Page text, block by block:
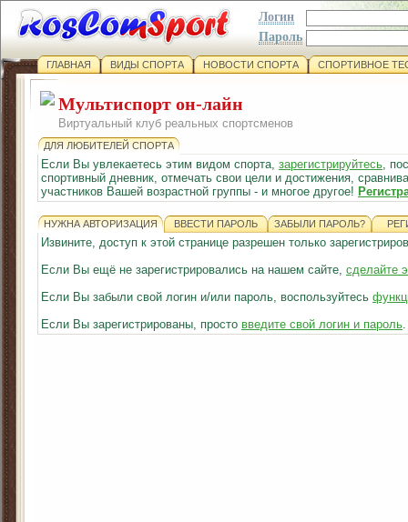
Логин
Пароль
ГЛАВНАЯ ВИДЫ СПОРТА НОВОСТИ СПОРТА СПОРТИВНОЕ
Мультиспорт он-лайн
Виртуальный клуб реальных спортсменов
ДЛЯ ЛЮБИТЕЛЕЙ СПОРТА
Если Вы увлекаетесь этим видом спорта, зарегистрируйтесь,
спортивный дневник, отмечать свои цели и достижения,
участников Вашей возрастной группы - и многое другое!
НУЖНА АВТОРИЗАЦИЯ ВВЕСТИ ПАРОЛЬ ЗАБЫЛИ ПАРОЛЬ?
Извините, доступ к этой странице разрешен только
Если Вы ещё не зарегистрировались на нашем сайте, сделайте
Если Вы забыли свой логин и/или пароль, воспользуйтесь
Если Вы зарегистрированы, просто введите свой логин и пароль.